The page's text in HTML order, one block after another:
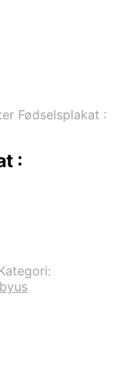
Fødselsplakat :
: